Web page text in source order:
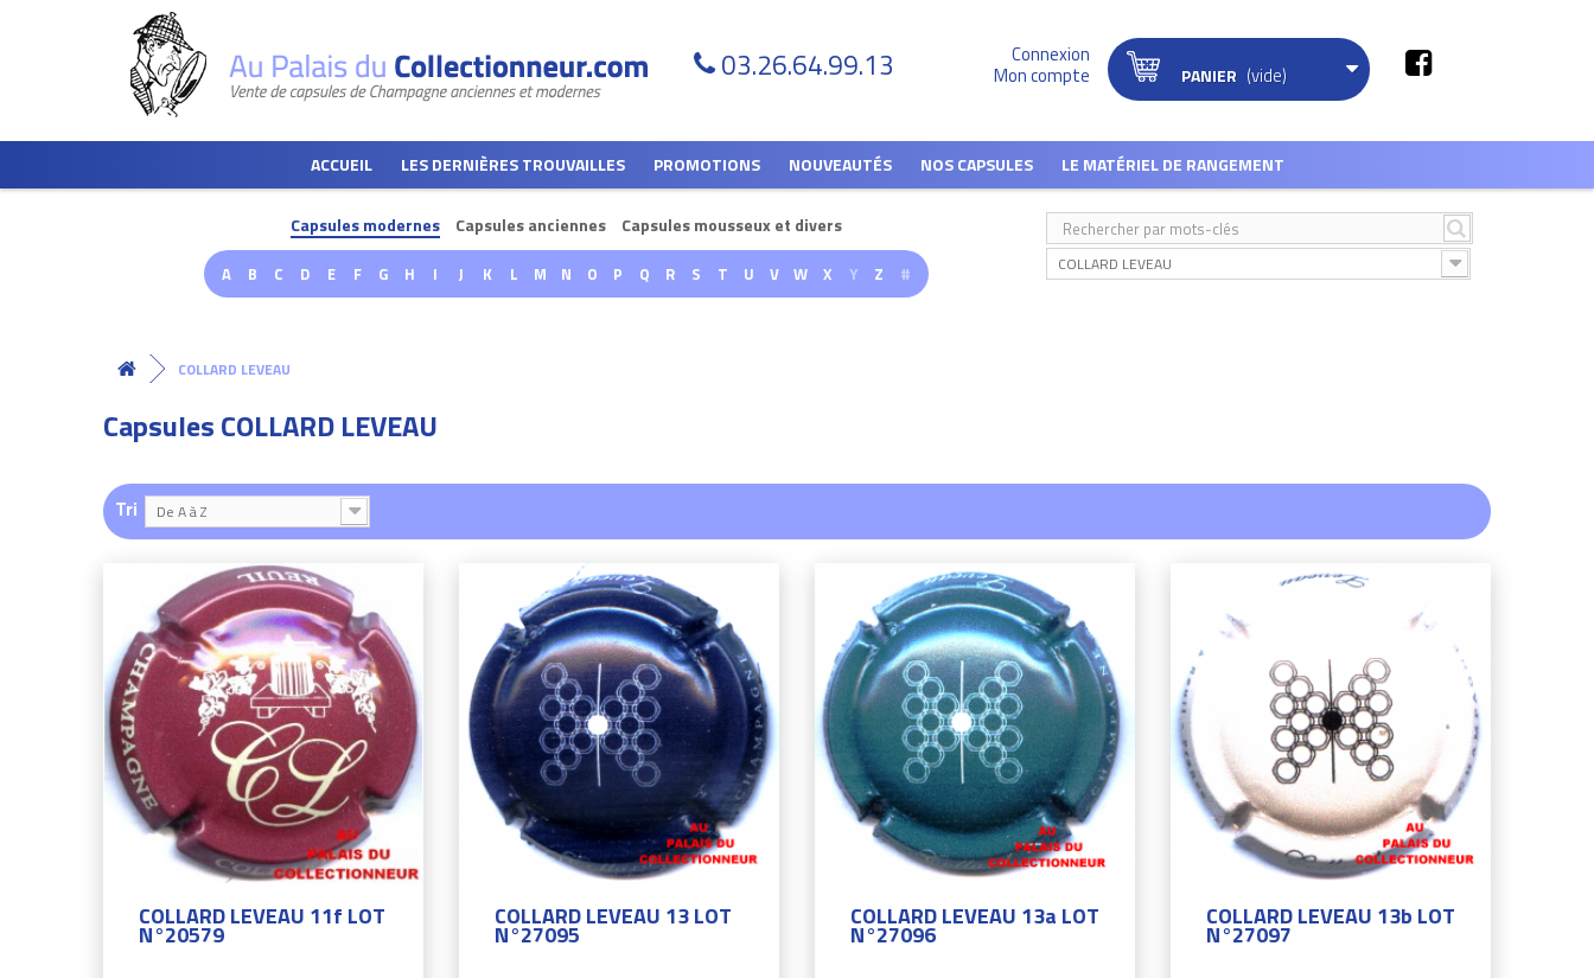
03.26.64.99.13 Connexion
Mon compte PANIER (vide)
ACCUEIL LES DERNIÈRES TROUVAILLES PROMOTIONS NOUVEAUTÉS NOS CAPSULES LE MATÉRIEL DE RANGEMENT
Capsules modernes Capsules anciennes Capsules mousseux et divers
A B C D E F G H I J K L M N O P Q R S T U V W X Y Z # COLLARD LEVEAU
COLLARD LEVEAU
Capsules COLLARD LEVEAU
Tri De A à Z
COLLARD LEVEAU 11f LOT
N°20579
COLLARD LEVEAU 13 LOT
N°27095
COLLARD LEVEAU 13a LOT
N°27096
COLLARD LEVEAU 13b LOT
N°27097